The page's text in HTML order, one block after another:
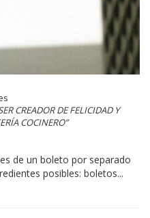
CREADOR DE FELICIDAD Y
COCINERO”
de un boleto por separado
posibles: boletos...